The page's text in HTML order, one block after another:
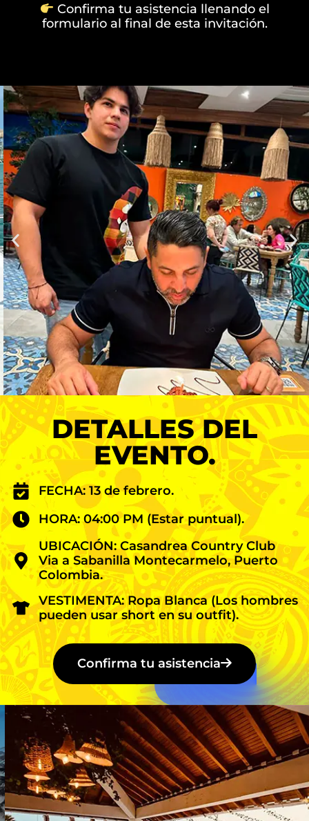
Confirma tu asistencia llenando el
formulario al final de esta invitación.
DETALLES DEL
EVENTO.
FECHA: 13 de febrero.
HORA: 04:00 PM (Estar puntual).
UBICACIÓN: Casandrea Country Club
Via a Sabanilla Montecarmelo, Puerto
Colombia.
VESTIMENTA: Ropa Blanca (Los hombres
pueden usar short en su outfit).
Confirma tu asistencia